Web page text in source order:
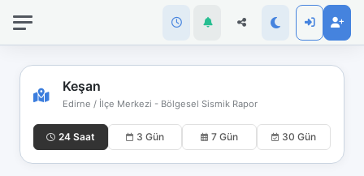
Keşan
Edirne / İlçe Merkezi - Bölgesel Sismik Rapor
24 Saat 3 Gün 7 Gün 30 Gün
bağlantınız
koptu!
moddasınız.